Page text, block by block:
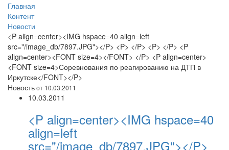
Главная
Контент
Новости
<P align=center><IMG hspace=40 align=left
src="/image_db/7897.JPG"></P> <P> </P> <P> </P> <P
align=center><FONT size=4></FONT> </P> <P align=center>
<FONT size=4>Соревнования по реагированию на ДТП в
Иркутске</FONT></P>
Новостьот 10.03.2011
10.03.2011
<P align=center><IMG hspace=40
align=left
src="/image_db/7897.JPG"></P>